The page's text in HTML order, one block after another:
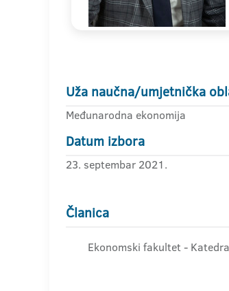
Uža naučna/umjetnička
Međunarodna ekonomija
Datum izbora
23. septembar 2021.
Članica
Ekonomski fakultet -